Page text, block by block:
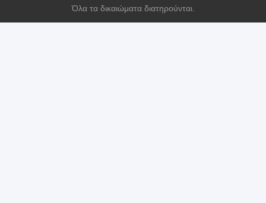
Όλα τα δικαιώματα διατηρούνται.